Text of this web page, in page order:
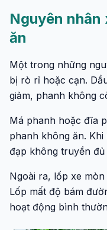
Nguyên nhân
ăn
Một trong những
bị rò rỉ hoặc cạn.
giảm, phanh không
Má phanh hoặc đĩa
phanh không ăn.
đạp không truyền đủ
Ngoài ra, lốp xe
Lốp mất độ bám
hoạt động bình